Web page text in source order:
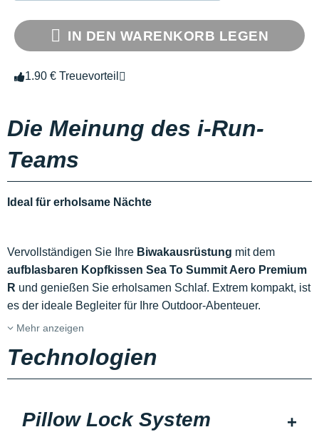
IN DEN WARENKORB LEGEN
1.90 € Treuevorteil
Die Meinung des i-Run-
Teams
Ideal für erholsame Nächte
Vervollständigen Sie Ihre Biwakausrüstung mit dem
aufblasbaren Kopfkissen Sea To Summit Aero Premium
R und genießen Sie erholsamen Schlaf. Extrem kompakt, ist
es der ideale Begleiter für Ihre Outdoor-Abenteuer.
Mehr anzeigen
Technologien
Pillow Lock System